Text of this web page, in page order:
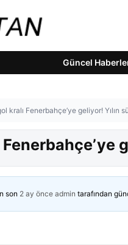
Güncel
kralı Fenerbahçe’ye geliyor! Yılın
son 2 ay önce admin tarafından